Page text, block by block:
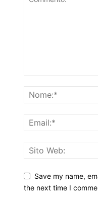
Save my name,
the next time I